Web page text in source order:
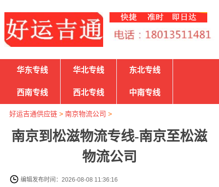
华东专线 华北专线 东北专线
西南专线 西北专线 中南专线
好运吉通供应链> 南京物流公司 >
南京到松滋物流专线-南京至松滋
物流公司
编辑发布时间：2026-08-08 11:36:16